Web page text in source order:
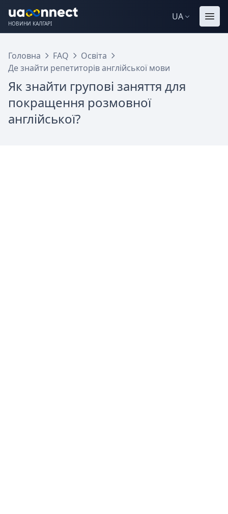
НОВИНИ КАЛГАРІ
UA
Головна FAQ
Освіта
Де знайти репетиторів англійської мови
Як знайти групові заняття для
покращення розмовної
англійської?